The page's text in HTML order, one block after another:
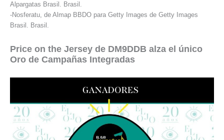
Alpargatas Brasil. Brasil.
-Nosferatu, de Almap BBDO para Getty Images de Getty Images
Brasil. Brasil.
Price on the Jersey de DM9DDB alza el único
Oro de Campañas Integradas